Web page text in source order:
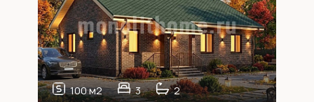
100 м2 3 2